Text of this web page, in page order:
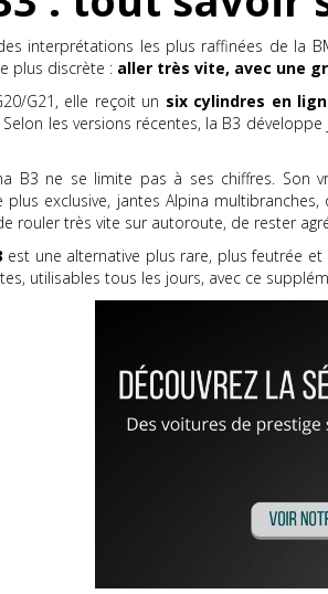
interprétations les plus raffinées de la
plus discrète : aller très vite, avec une
G21, elle reçoit un six cylindres en
les versions récentes, la B3 développe
B3 ne se limite pas à ses chiffres.
exclusive, jantes Alpina
rouler très vite sur autoroute, de rester
est une alternative plus rare, plus feutrée et
utilisables tous les jours, avec ce